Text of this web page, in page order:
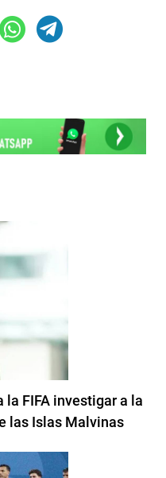
la FIFA investigar a la
las Islas Malvinas